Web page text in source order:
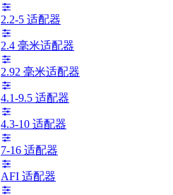
2.2-5 适配器
2.4 毫米适配器
2.92 毫米适配器
4.1-9.5 适配器
4.3-10 适配器
7-16 适配器
AFI 适配器